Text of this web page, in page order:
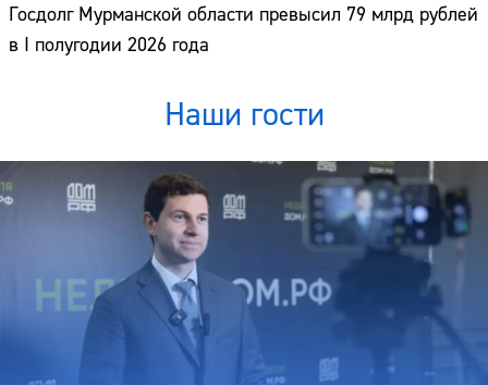
Госдолг Мурманской области превысил 79 млрд рублей
в I полугодии 2026 года
Наши гости